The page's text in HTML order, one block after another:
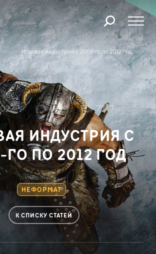
Игровая индустрия с 2008-го по 2012 год
101 7747
ИНДУСТРИЯ С
ГО ПО 2012 ГОД
НЕФОРМАТ
К СПИСКУ СТАТЕЙ